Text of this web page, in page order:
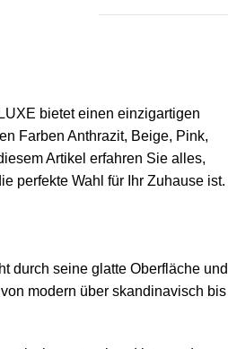
bietet einen einzigartigen
Farben Anthrazit, Beige, Pink,
Artikel erfahren Sie alles,
perfekte Wahl für Ihr Zuhause ist.
durch seine glatte Oberfläche und
modern über skandinavisch bis